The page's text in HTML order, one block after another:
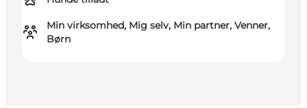
Min virksomhed, Mig selv, Min partner, Venner,
Børn